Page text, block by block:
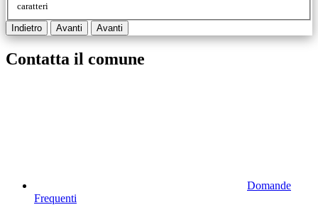
caratteri
Indietro Avanti Avanti
Contatta il comune
Domande
Frequenti